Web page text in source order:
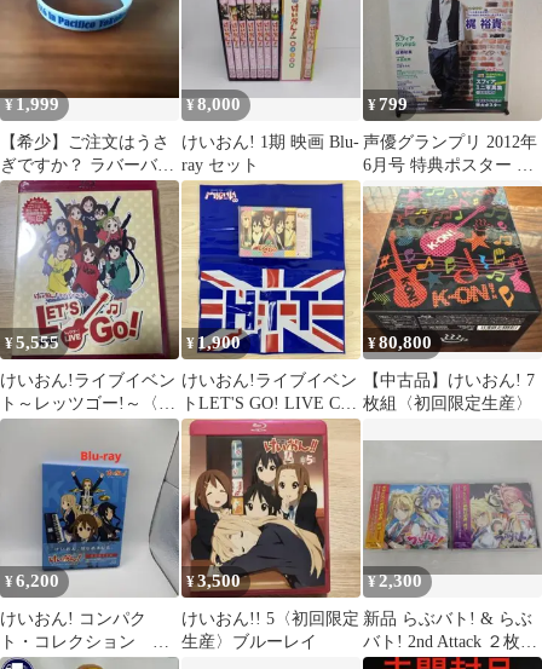
¥1,999
【希少】ご注文はうさ
ぎですか？ ラバーバン
ド チノ Rabbit House
¥8,000
けいおん! 1期 映画 Blu-
ray セット
¥799
声優グランプリ 2012年
6月号 特典ポスター 梶
裕貴
¥5,555
けいおん!ライブイベン
ト～レッツゴー!～〈初
回限定生産〉
¥1,900
けいおん!ライブイベン
トLET'S GO! LIVE CD!
ビニール製袋セット
¥80,800
【中古品】けいおん! 7
枚組〈初回限定生産〉
¥6,200
けいおん! コンパク
ト・コレクション
Blu-ray ブルーレイ
¥3,500
けいおん!! 5〈初回限定
生産〉ブルーレイ
¥2,300
新品 らぶバト! & らぶ
バト! 2nd Attack ２枚ま
とめて